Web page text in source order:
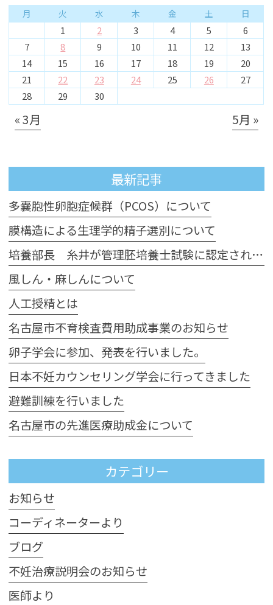
月 火 水 木 金 土 日
1 2 3 4 5
6
7
8 9 10 11 12
13
14
15 16 17 18 19
20
21
22 23 24 25 26
27
28
29 30
« 3月 5月 »
最新記事
多嚢胞性卵胞症候群（PCOS）について
膜構造による生理学的精子選別について
培養部長 糸井が管理胚培養士試験に認定されました
風しん・麻しんについて
人工授精とは
名古屋市不育検査費用助成事業のお知らせ
卵子学会に参加、発表を行いました。
日本不妊カウンセリング学会に行ってきました
避難訓練を行いました
名古屋市の先進医療助成金について
カテゴリー
お知らせ
コーディネーターより
ブログ
不妊治療説明会のお知らせ
医師より